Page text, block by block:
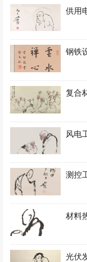
供用
钢铁
复合
风电
测控
材料
光伏